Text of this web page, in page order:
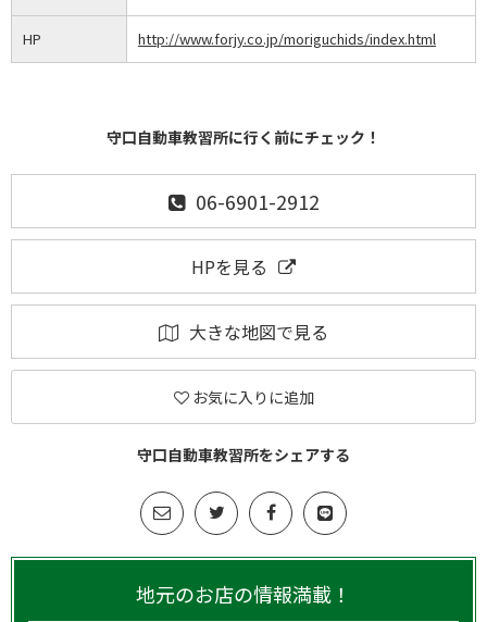
HP http://www.forjy.co.jp/moriguchids/index.html
守口自動車教習所に行く前にチェック！
06-6901-2912
HPを見る
大きな地図で見る
お気に入りに追加
守口自動車教習所をシェアする
地元のお店の情報満載！